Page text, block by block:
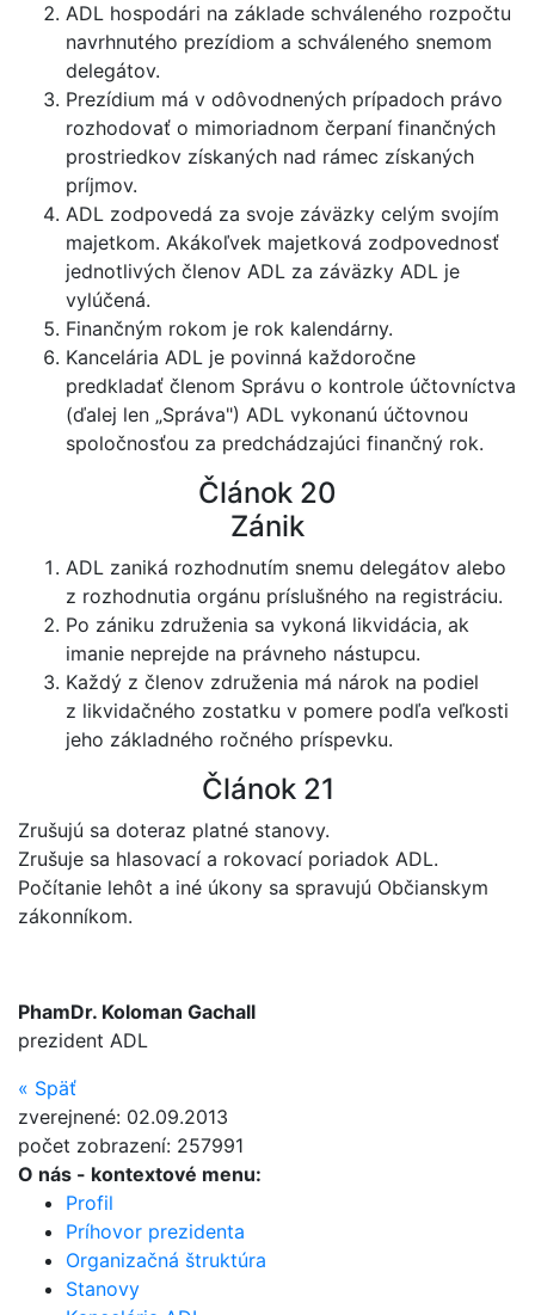
O nás - kontextové menu:
Profil
Príhovor prezidenta
Organizačná štruktúra
Stanovy
ADL hospodári na základe schváleného rozpočtu
navrhnutého prezídiom a schváleného snemom
delegátov.
Prezídium má v odôvodnených prípadoch právo
rozhodovať o mimoriadnom čerpaní finančných
prostriedkov získaných nad rámec získaných
príjmov.
ADL zodpovedá za svoje záväzky celým svojím
majetkom. Akákoľvek majetková zodpovednosť
jednotlivých členov ADL za záväzky ADL je
vylúčená.
Finančným rokom je rok kalendárny.
Kancelária ADL je povinná každoročne
predkladať členom Správu o kontrole účtovníctva
(ďalej len „Správa") ADL vykonanú účtovnou
spoločnosťou za predchádzajúci finančný rok.
Článok 20
Zánik
ADL zaniká rozhodnutím snemu delegátov alebo
z rozhodnutia orgánu príslušného na registráciu.
Po zániku združenia sa vykoná likvidácia, ak
imanie neprejde na právneho nástupcu.
Každý z členov združenia má nárok na podiel
z likvidačného zostatku v pomere podľa veľkosti
jeho základného ročného príspevku.
Článok 21
Zrušujú sa doteraz platné stanovy.
Zrušuje sa hlasovací a rokovací poriadok ADL.
Počítanie lehôt a iné úkony sa spravujú Občianskym
zákonníkom.
PhamDr. Koloman Gachall
prezident ADL
« Späť
zverejnené: 02.09.2013
počet zobrazení: 257991